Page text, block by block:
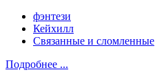
фэнтези
Кейхилл
Связанные и сломленные
Подробнее ...